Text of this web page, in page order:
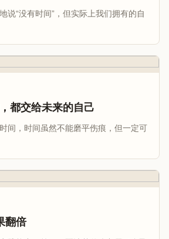
说“没有时间”，但实际上我们拥有的自
都交给未来的自己
间，时间虽然不能磨平伤痕，但一定可
翻倍